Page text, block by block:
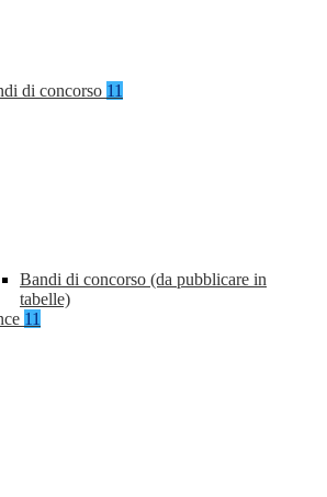
di concorso 11
Bandi di concorso (da pubblicare in
tabelle)
11